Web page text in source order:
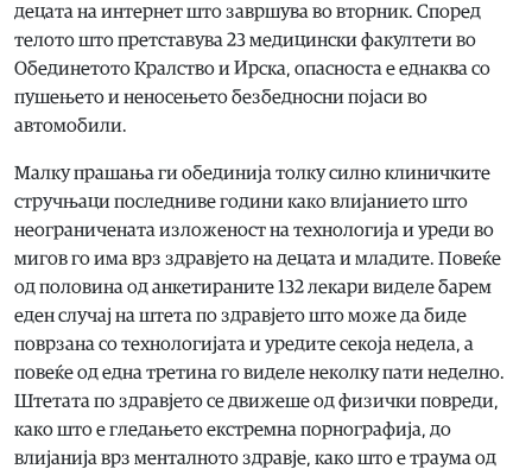
децата на интернет што завршува во вторник. Според
телото што претставува 23 медицински факултети во
Обединетото Кралство и Ирска, опасноста е еднаква со
пушењето и неносењето безбедносни појаси во
автомобили.
Малку прашања ги обединија толку силно клиничките
стручњаци последниве години како влијанието што
неограничената изложеност на технологија и уреди во
мигов го има врз здравјето на децата и младите. Повеќе
од половина од анкетираните 132 лекари виделе барем
еден случај на штета по здравјето што може да биде
поврзана со технологијата и уредите секоја недела, а
повеќе од една третина го виделе неколку пати неделно.
Штетата по здравјето се движеше од физички повреди,
како што е гледањето екстремна порнографија, до
влијанија врз менталното здравје, како што е траума од